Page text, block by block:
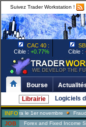
Suivez Trader Workstation !
CAC 40 :
Cible : +0.77%
Cible :
Bourse
Librairie Logiciels
INFO
1er novembre Fraude : la
JOBand Fixed Income Support